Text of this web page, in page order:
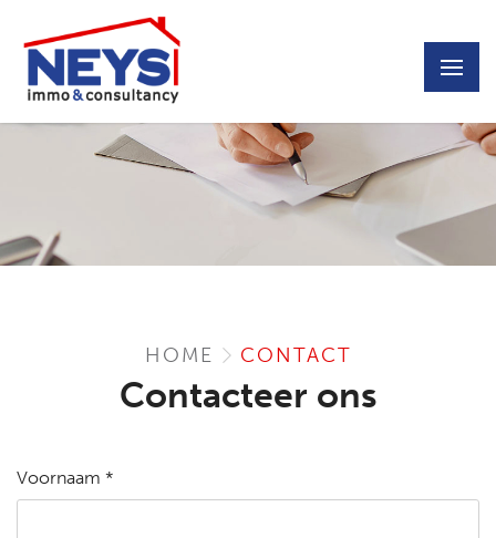
HOME CONTACT
Contacteer ons
Voornaam *